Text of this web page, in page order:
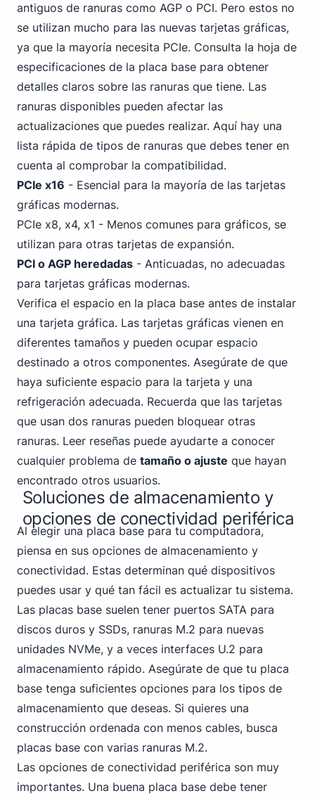
antiguos de ranuras como AGP o PCI. Pero estos no
se utilizan mucho para las nuevas tarjetas gráficas,
ya que la mayoría necesita PCIe. Consulta la hoja de
especificaciones de la placa base para obtener
detalles claros sobre las ranuras que tiene. Las
ranuras disponibles pueden afectar las
actualizaciones que puedes realizar. Aquí hay una
lista rápida de tipos de ranuras que debes tener en
cuenta al comprobar la compatibilidad.
PCIe x16 - Esencial para la mayoría de las tarjetas
gráficas modernas.
PCIe x8, x4, x1 - Menos comunes para gráficos, se
utilizan para otras tarjetas de expansión.
PCI o AGP heredadas - Anticuadas, no adecuadas
para tarjetas gráficas modernas.
Verifica el espacio en la placa base antes de instalar
una tarjeta gráfica. Las tarjetas gráficas vienen en
diferentes tamaños y pueden ocupar espacio
destinado a otros componentes. Asegúrate de que
haya suficiente espacio para la tarjeta y una
refrigeración adecuada. Recuerda que las tarjetas
que usan dos ranuras pueden bloquear otras
ranuras. Leer reseñas puede ayudarte a conocer
cualquier problema de tamaño o ajuste que hayan
encontrado otros usuarios.
Soluciones de almacenamiento y
opciones de conectividad periférica
Al elegir una placa base para tu computadora,
piensa en sus opciones de almacenamiento y
conectividad. Estas determinan qué dispositivos
puedes usar y qué tan fácil es actualizar tu sistema.
Las placas base suelen tener puertos SATA para
discos duros y SSDs, ranuras M.2 para nuevas
unidades NVMe, y a veces interfaces U.2 para
almacenamiento rápido. Asegúrate de que tu placa
base tenga suficientes opciones para los tipos de
almacenamiento que deseas. Si quieres una
construcción ordenada con menos cables, busca
placas base con varias ranuras M.2.
Las opciones de conectividad periférica son muy
importantes. Una buena placa base debe tener